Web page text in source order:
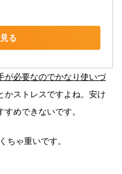
る
が必要なのでかなり使いづ
かストレスですよね。安け
めできないです。
ちゃ重いです。